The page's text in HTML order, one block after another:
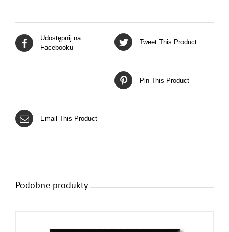
Udostępnij na
Facebooku
Tweet This Product
Pin This Product
Email This Product
Podobne produkty